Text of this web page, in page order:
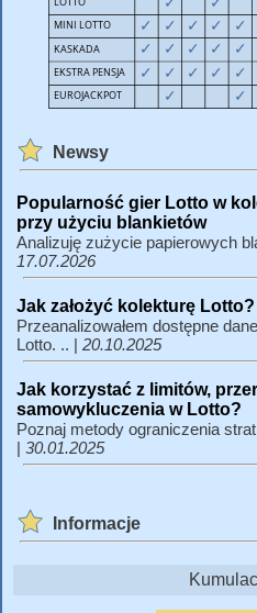
Newsy
Popularność gier Lotto w
przy użyciu blankietów
Analizuję zużycie papierowych
17.07.2026
Jak założyć kolekturę Lotto?
Przeanalizowałem dostępne
Lotto. .. | 20.10.2025
Jak korzystać z limitów,
samowykluczenia w Lotto?
Poznaj metody ograniczenia
| 30.01.2025
Informacje